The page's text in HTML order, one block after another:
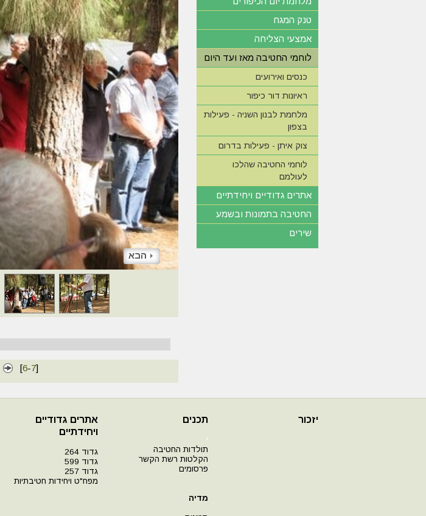
הבא
[6-7]
טנק המגח
אמצעי הצליחה
לוחמי החטיבה מאז ועד היום
כנסים ואירועים
ראיונות דור כיפור
מלחמת לבנון השניה - פעילות
בצפון
צוק איתן - פעילות בדרום
לוחמי החטיבה שהלכו
לעולמם
אתרים גדודיים ויחידתיים
החטיבה בתמונות ובשמע
שירים
יזכור תכנים
י
תולדות החטיבה
הקלטות רשת הקשר
פרסומים
מדיה
אתרים גדודיים
ויחידתיים
גדוד 264
גדוד 599
גדוד 257
מפח"ט ויחידות חטיבתיות